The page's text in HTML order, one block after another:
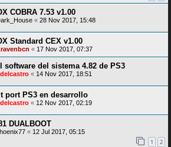
COBRA 7.53 v1.00
« 28 Nov 2017, 15:48
Standard CEX v1.00
« 17 Nov 2017, 07:37
software del sistema 4.82 de PS3
« 14 Nov 2017, 18:51
port PS3 en desarrollo
« 12 Nov 2017, 02:19
DUALBOOT
« 12 Jul 2017, 05:15
1 2